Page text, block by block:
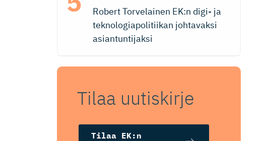
Robert Torvelainen EK:n digi- ja
teknologiapolitiikan johtavaksi
asiantuntijaksi
Tilaa uutiskirje
Tilaa EK:n